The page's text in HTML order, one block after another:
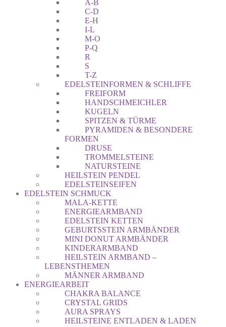
A-B
C-D
E-H
I-L
M-O
P-Q
R
S
T-Z
EDELSTEINFORMEN & SCHLIFFE
FREIFORM
HANDSCHMEICHLER
KUGELN
SPITZEN & TÜRME
PYRAMIDEN & BESONDERE
FORMEN
DRUSE
TROMMELSTEINE
NATURSTEINE
HEILSTEIN PENDEL
EDELSTEINSEIFEN
EDELSTEIN SCHMUCK
MALA-KETTE
ENERGIEARMBAND
EDELSTEIN KETTEN
GEBURTSSTEIN ARMBÄNDER
MINI DONUT ARMBÄNDER
KINDERARMBAND
HEILSTEIN ARMBAND –
LEBENSTHEMEN
MÄNNER ARMBAND
ENERGIEARBEIT
CHAKRA BALANCE
CRYSTAL GRIDS
AURA SPRAYS
HEILSTEINE ENTLADEN & LADEN